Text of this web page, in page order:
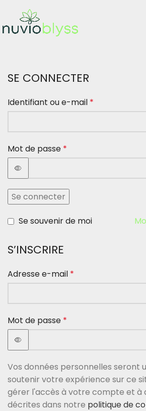
SE CONNECTER
Identifiant ou e-mail *
Mot de passe *
Se connecter
Se souvenir de moi
S’INSCRIRE
Adresse e-mail *
Mot de passe *
Vos données personnelles seront
soutenir votre expérience sur ce
gérer l'accès à votre compte et à
décrites dans notre politique de